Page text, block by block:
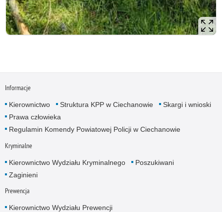
Informacje
Kierownictwo Struktura KPP w Ciechanowie
Skargi i wnioski
Prawa człowieka
Regulamin Komendy Powiatowej Policji w Ciechanowie
Kryminalne
Kierownictwo Wydziału Kryminalnego
Poszukiwani
Zaginieni
Prewencja
Kierownictwo Wydziału Prewencji